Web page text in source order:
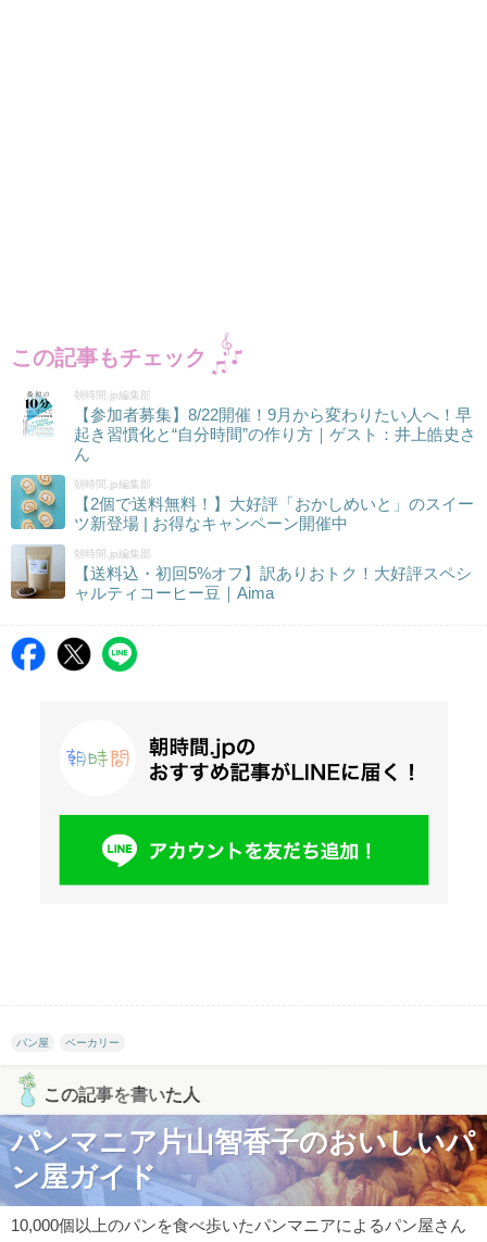
この記事もチェック
朝時間.jp編集部
【参加者募集】8/22開催！9月から変わりたい人へ！早
起き習慣化と“自分時間”の作り方｜ゲスト：井上皓史さ
ん
朝時間.jp編集部
【2個で送料無料！】大好評「おかしめいと」のスイー
ツ新登場 | お得なキャンペーン開催中
朝時間.jp編集部
【送料込・初回5%オフ】訳ありおトク！大好評スペシ
ャルティコーヒー豆｜Aima
パン屋 ベーカリー
この記事を書いた人
パンマニア片山智香子のおいしいパ
ン屋ガイド
10,000個以上のパンを食べ歩いたパンマニアによるパン屋さん